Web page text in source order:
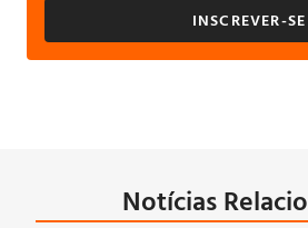
INSCREVER-SE
Notícias